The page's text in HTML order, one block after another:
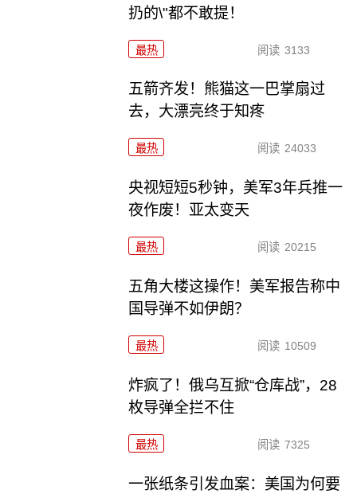
扔的\"都不敢提！
最热 阅读 3133
五箭齐发！熊猫这一巴掌扇过
去，大漂亮终于知疼
最热 阅读 24033
央视短短5秒钟，美军3年兵推一
夜作废！亚太变天
最热 阅读 20215
五角大楼这操作！美军报告称中
国导弹不如伊朗？
最热 阅读 10509
炸疯了！俄乌互掀“仓库战”，28
枚导弹全拦不住
最热 阅读 7325
一张纸条引发血案：美国为何要